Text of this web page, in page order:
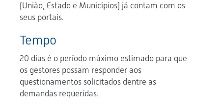
(União, Estado e Municípios) já contam com os
seus portais.
Tempo
20 dias é o período máximo estimado para que
os gestores possam responder aos
questionamentos solicitados dentre as
demandas requeridas.